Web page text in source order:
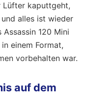
Lüfter kaputtgeht,
alles ist wieder
120 Mini
einem Format,
vorbehalten war.
auf dem